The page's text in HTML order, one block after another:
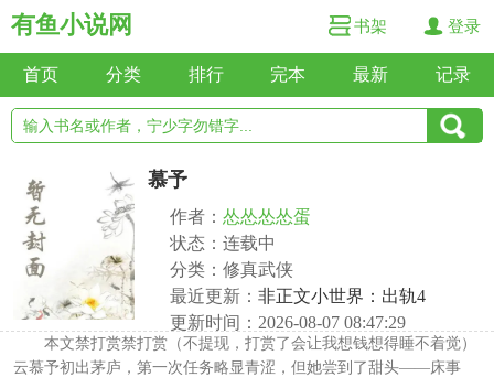
有鱼小说网 书架 登录
首页 分类 排行 完本 最新 记录
慕予
作者： 怂怂怂怂蛋
状态：连载中
分类：修真武侠
最近更新： 非正文小世界：出轨4
更新时间：2026-08-07 08:47:29
本文禁打赏禁打赏（不提现，打赏了会让我想钱想得睡不着觉）
云慕予初出茅庐，第一次任务略显青涩，但她尝到了甜头——床事